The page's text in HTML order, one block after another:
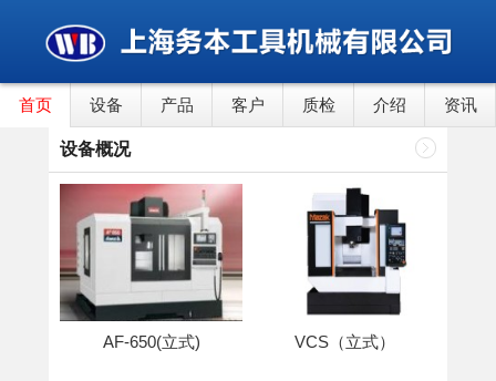
首页 设备 产品 客户 质检 介绍 资讯
设备概况
AF-650(立式) VCS（立式）